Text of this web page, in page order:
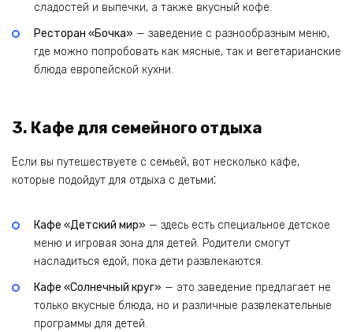
сладостей и выпечки, а также вкусный кофе.
Ресторан «Бочка» — заведение с разнообразным меню,
где можно попробовать как мясные, так и вегетарианские
блюда европейской кухни.
3. Кафе для семейного отдыха
Если вы путешествуете с семьей, вот несколько кафе,
которые подойдут для отдыха с детьми⁚
Кафе «Детский мир» — здесь есть специальное детское
меню и игровая зона для детей. Родители смогут
насладиться едой, пока дети развлекаются.
Кафе «Солнечный круг» — это заведение предлагает не
только вкусные блюда, но и различные развлекательные
программы для детей.